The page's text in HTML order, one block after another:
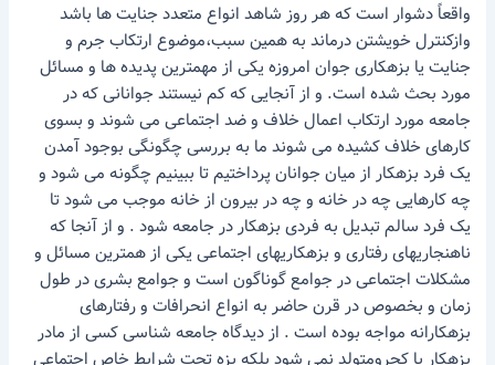
واقعاً دشوار است که هر روز شاهد انواع متعدد جنایت ها باشد
وازکنترل خویشتن درماند به همین سبب،موضوع ارتکاب جرم و
جنایت یا بزهکاری جوان امروزه یکی از مهمترین پدیده ها و مسائل
مورد بحث شده است. و از آنجایی که کم نیستند جوانانی که در
جامعه مورد ارتکاب اعمال خلاف و ضد اجتماعی می شوند و بسوی
کارهای خلاف کشیده می شوند ما به بررسی چگونگی بوجود آمدن
یک فرد بزهکار از میان جوانان پرداختیم تا ببینیم چگونه می شود و
چه کارهایی چه در خانه و چه در بیرون از خانه موجب می شود تا
یک فرد سالم تبدیل به فردی بزهکار در جامعه شود . و از آنجا که
ناهنجاریهای رفتاری و بزهکاریهای اجتماعی یکی از همترین مسائل و
مشکلات اجتماعی در جوامع گوناگون است و جوامع بشری در طول
زمان و بخصوص در قرن حاضر به انواع انحرافات و رفتارهای
بزهکارانه مواجه بوده است . از دیدگاه جامعه شناسی کسی از مادر
بزهکار یا کجرومتولد نمی شود بلکه بزه تحت شرایط خاص اجتماعی